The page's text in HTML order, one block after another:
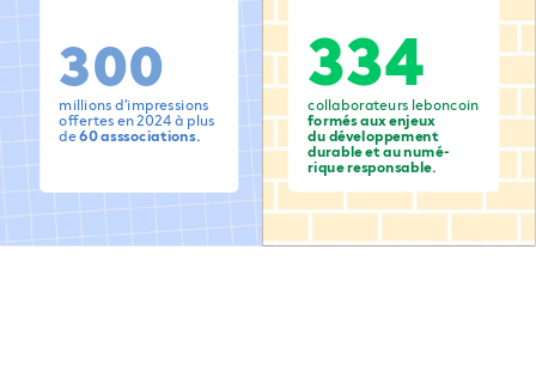
collaborateurs leboncoin
formésauxenjeux
dudéveloppement
durableet aunumé-
riqueresponsable.
334
millionsd’impressions
offertesen2024à plus
de60asssociations.
300